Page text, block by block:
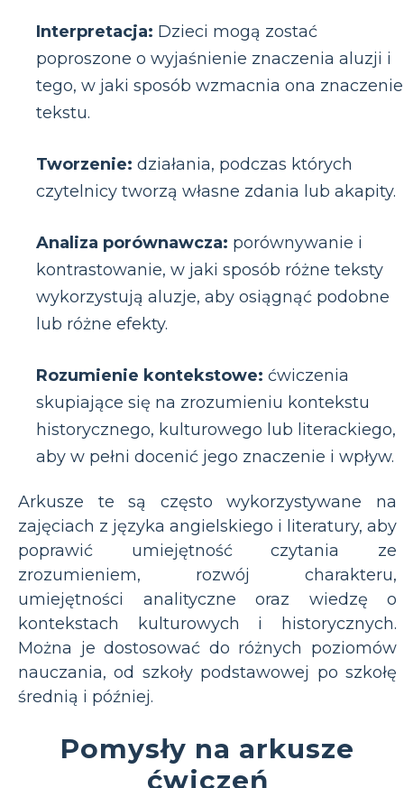
Interpretacja: Dzieci mogą zostać
poproszone o wyjaśnienie znaczenia aluzji i
tego, w jaki sposób wzmacnia ona znaczenie
tekstu.
Tworzenie: działania, podczas których
czytelnicy tworzą własne zdania lub akapity.
Analiza porównawcza: porównywanie i
kontrastowanie, w jaki sposób różne teksty
wykorzystują aluzje, aby osiągnąć podobne
lub różne efekty.
Rozumienie kontekstowe: ćwiczenia
skupiające się na zrozumieniu kontekstu
historycznego, kulturowego lub literackiego,
aby w pełni docenić jego znaczenie i wpływ.
Arkusze te są często wykorzystywane na
zajęciach z języka angielskiego i literatury, aby
poprawić umiejętność czytania ze
zrozumieniem, rozwój charakteru,
umiejętności analityczne oraz wiedzę o
kontekstach kulturowych i historycznych.
Można je dostosować do różnych poziomów
nauczania, od szkoły podstawowej po szkołę
średnią i później.
Pomysły na arkusze
ćwiczeń